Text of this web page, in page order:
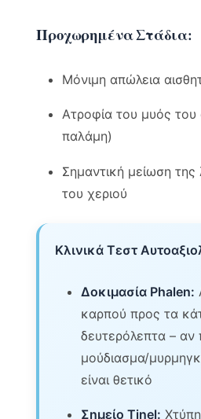
Προχωρημένα Στάδια:
Μόνιμη απώλεια
Ατροφία του μυός του
παλάμη)
Σημαντική μείωση της
του χεριού
Κλινικά Τεστ
Δοκιμασία Phalen:
καρπού προς τα
δευτερόλεπτα – αν
μούδιασμα/
είναι θετικό
Σημείο Tinel: